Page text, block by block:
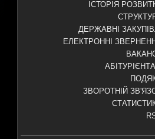
ІСТОРІЯ
ДЕРЖАВНІ
ЕЛЕКТРОННІ
ЗВОРОТНІЙ